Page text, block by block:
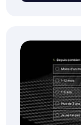
satisfaction